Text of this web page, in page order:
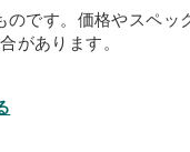
です。価格やスペッ
があります。